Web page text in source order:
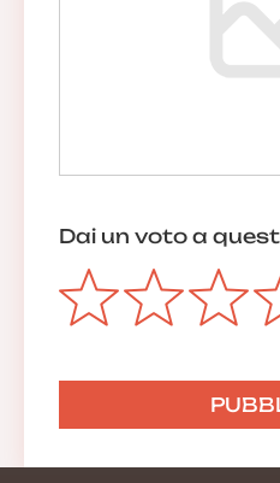
Dai un voto a